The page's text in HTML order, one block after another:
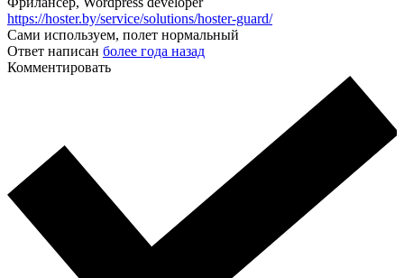
https://hoster.by/service/solutions/hoster-guard/
Сами используем, полет нормальный
Ответ написан более года назад
Комментировать